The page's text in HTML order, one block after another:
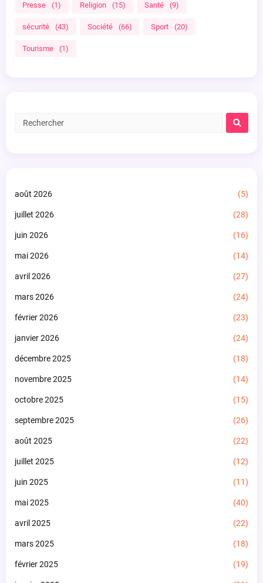
Presse (1) Religion (15) Santé (9)
sécurité (43) Société (66) Sport (20)
Tourisme (1)
août 2026 (5)
juillet 2026 (28)
juin 2026 (16)
mai 2026 (14)
avril 2026 (27)
mars 2026 (24)
février 2026 (23)
janvier 2026 (24)
décembre 2025 (18)
novembre 2025 (14)
octobre 2025 (15)
septembre 2025 (26)
août 2025 (22)
juillet 2025 (12)
juin 2025 (11)
mai 2025 (40)
avril 2025 (22)
mars 2025 (18)
février 2025 (19)